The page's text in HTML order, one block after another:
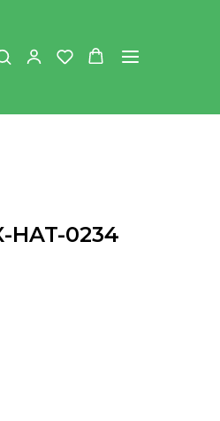
HAT-0234